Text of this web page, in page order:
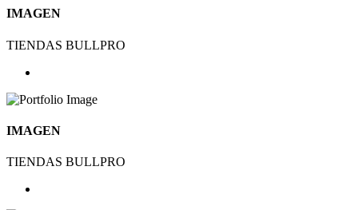
IMAGEN
TIENDAS BULLPRO
IMAGEN
TIENDAS BULLPRO